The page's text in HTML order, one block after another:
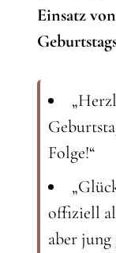
Einsatz
Folge!“
offiziell
aber